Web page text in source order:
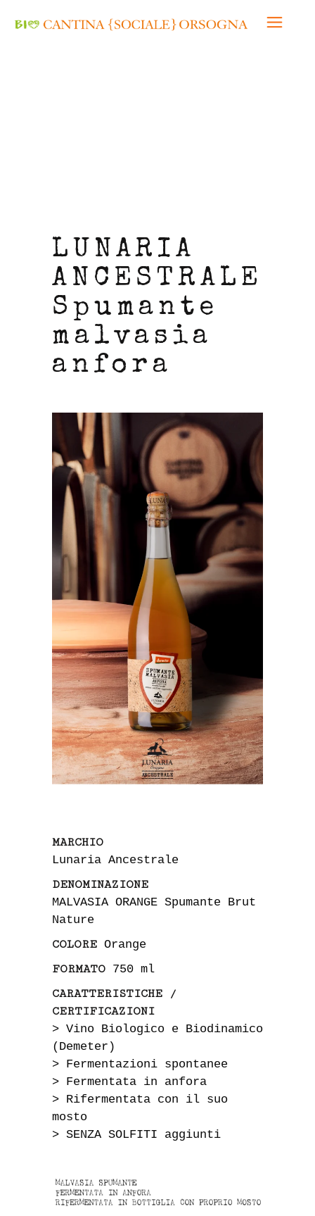
LUNARIA
ANCESTRALE
Spumante
malvasia
anfora
MARCHIO
Lunaria Ancestrale
DENOMINAZIONE
MALVASIA ORANGE Spumante Brut
Nature
COLORE Orange
FORMATO 750 ml
CARATTERISTICHE /
CERTIFICAZIONI
> Vino Biologico e Biodinamico
(Demeter)
> Fermentazioni spontanee
> Fermentata in anfora
> Rifermentata con il suo
mosto
> SENZA SOLFITI aggiunti